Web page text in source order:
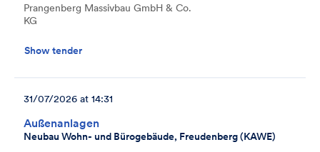
Prangenberg Massivbau GmbH & Co.
KG
Show tender
Außenanlagen
Neubau Wohn- und Bürogebäude, Freudenberg (KAWE)
31/07/2026 at 14:31